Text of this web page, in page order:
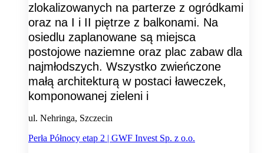
zlokalizowanych na parterze z ogródkami
oraz na I i II piętrze z balkonami. Na
osiedlu zaplanowane są miejsca
postojowe naziemne oraz plac zabaw dla
najmłodszych. Wszystko zwieńczone
małą architekturą w postaci ławeczek,
komponowanej zieleni i
ul. Nehringa, Szczecin
Perła Północy etap 2 | GWF Invest Sp. z o.o.